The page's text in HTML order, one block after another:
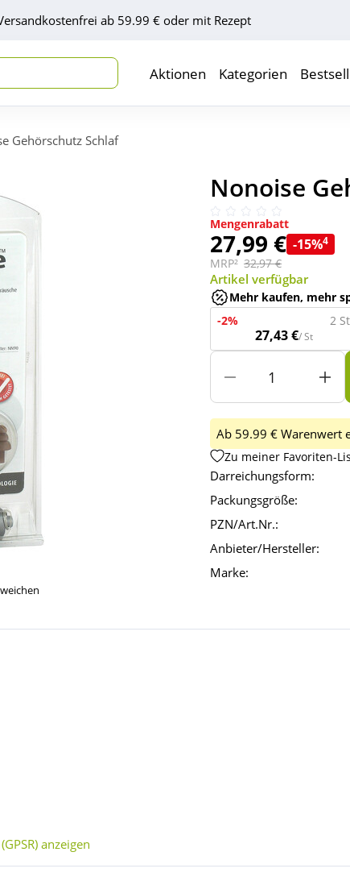
ab 59.99 € oder mit Rezept
Aktionen Kategorien
Gehörschutz Schlaf
Nonoise
Mengenrabatt
27,99 € -15%4
MRP² 32,97 €
Artikel verfügbar
Mehr kaufen, mehr
-2%
2 St
27,43 €/ St
Ab 59.99 € Warenwert
Zu meiner Favoriten-
Darreichungsform:
Packungsgröße:
PZN/Art.Nr.:
Anbieter/Hersteller:
Marke:
anzeigen